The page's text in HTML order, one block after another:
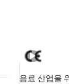
음료 산업을